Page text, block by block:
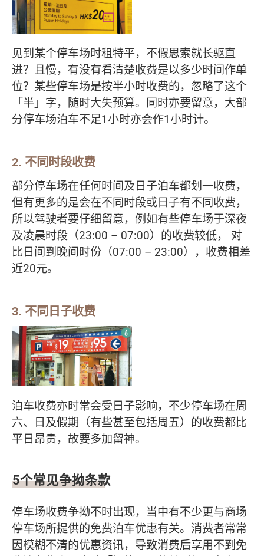
见到某个停车场时租特平，不假思索就长驱直
进？且慢，有没有看清楚收费是以多少时间作单
位？某些停车场是按半小时收费的，忽略了这个
「半」字，随时大失预算。同时亦要留意，大部
分停车场泊车不足1小时亦会作1小时计。
2. 不同时段收费
部分停车场在任何时间及日子泊车都划一收费，
但有更多的是会在不同时段或日子有不同收费，
所以驾驶者要仔细留意，例如有些停车场于深夜
及凌晨时段（23:00 – 07:00）的收费较低， 对
比日间到晚间时份（07:00 – 23:00），收费相差
近20元。
3. 不同日子收费
泊车收费亦时常会受日子影响，不少停车场在周
六、日及假期（有些甚至包括周五）的收费都比
平日昂贵，故要多加留神。
5个常见争拗条款
停车场收费争拗不时出现，当中有不少更与商场
停车场所提供的免费泊车优惠有关。消费者常常
因模糊不清的优惠资讯，导致消费后享用不到免